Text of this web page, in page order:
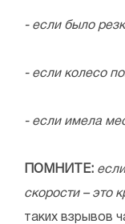
- если было
- если колесо
- если имела
ПОМНИТЕ:
скорости – это
таких взрывов